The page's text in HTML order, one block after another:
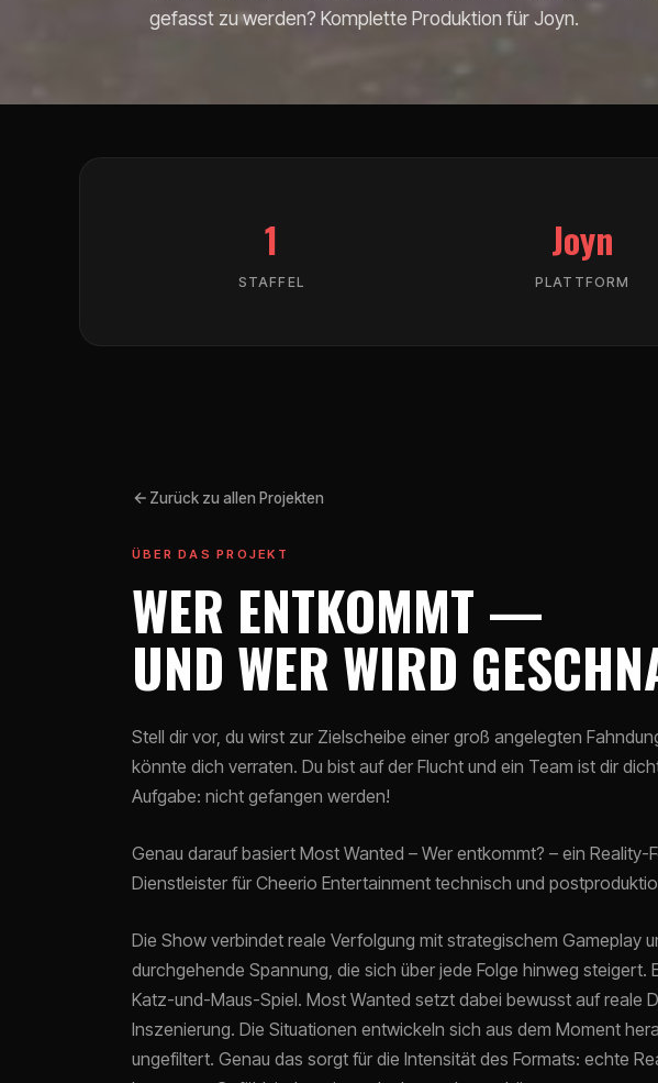
gefasst zu werden? Komplette Produktion für Joyn.
1
STAFFEL
Joyn
PLATTFORM
Zurück zu allen Projekten
ÜBER DAS PROJEKT
WER ENTKOMMT —
UND WER WIRD
Stell dir vor, du wirst zur Zielscheibe einer groß angelegten
könnte dich verraten. Du bist auf der Flucht und ein Team ist dir
Aufgabe: nicht gefangen werden!
Genau darauf basiert Most Wanted – Wer entkommt? – ein
Dienstleister für Cheerio Entertainment technisch und
Die Show verbindet reale Verfolgung mit strategischem Gameplay
durchgehende Spannung, die sich über jede Folge hinweg steigert.
Katz-und-Maus-Spiel. Most Wanted setzt dabei bewusst auf reale
Inszenierung. Die Situationen entwickeln sich aus dem Moment
ungefiltert. Genau das sorgt für die Intensität des Formats: echte